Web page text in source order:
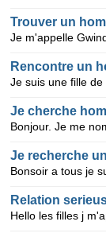
Je cherche
Relation